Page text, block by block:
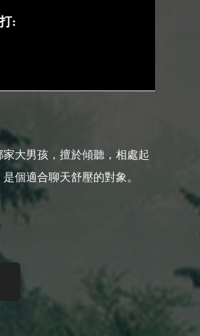
:
大男孩，擅於傾聽，相處起
個適合聊天舒壓的對象。